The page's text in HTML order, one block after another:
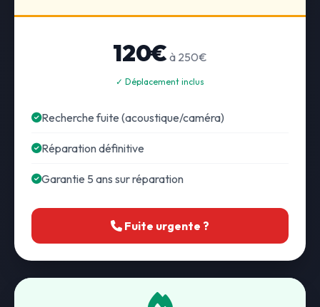
120€ à 250€
✓ Déplacement inclus
Recherche fuite (acoustique/caméra)
Réparation définitive
Garantie 5 ans sur réparation
Fuite urgente ?